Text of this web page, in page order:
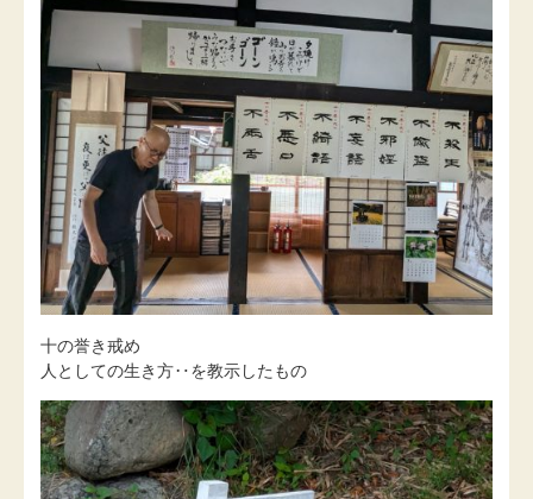
十の誉き戒め
人としての生き方‥を教示したもの